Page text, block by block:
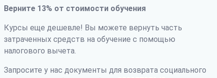
Верните 13% от стоимости обучения
Курсы еще дешевле! Вы можете вернуть часть
затраченных средств на обучение с помощью
налогового вычета.
Запросите у нас документы для возврата социального